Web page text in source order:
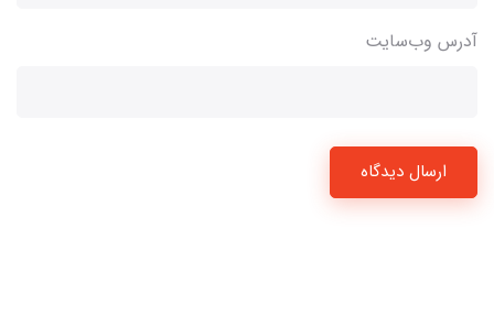
آدرس وب‌سایت
ارسال دیدگاه